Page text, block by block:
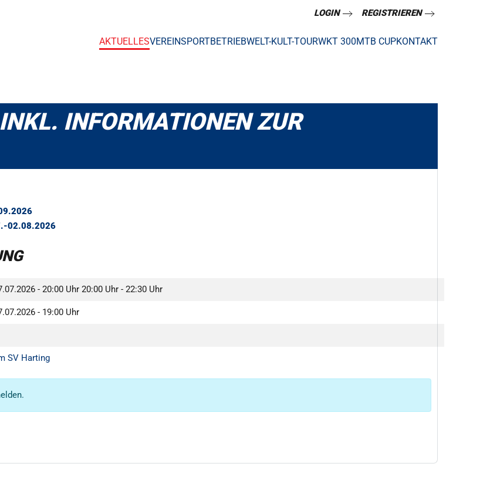
LOGIN REGISTRIEREN
AKTUELLESVEREINSPORTBETRIEBWELT-KULT-TOURWKT 300MTB CUPKONTAKT
INFORMATIONEN ZUR
02.08.2026
- 20:00 Uhr 20:00 Uhr - 22:30 Uhr
- 19:00 Uhr
SV Harting